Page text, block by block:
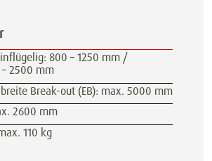
800 – 1250 mm /
2500 mm
Break-out (EB): max. 5000 mm
2600 mm
110 kg